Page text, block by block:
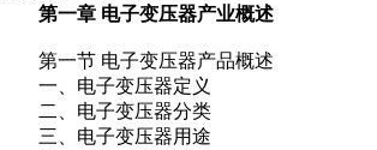
第一章 电子变压器产业概述
第一节 电子变压器产品概述
一、电子变压器定义
二、电子变压器分类
三、电子变压器用途